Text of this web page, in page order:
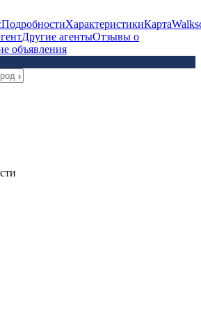
ПодробностиХарактеристикиКарта
Другие агентыОтзывы о
объявления